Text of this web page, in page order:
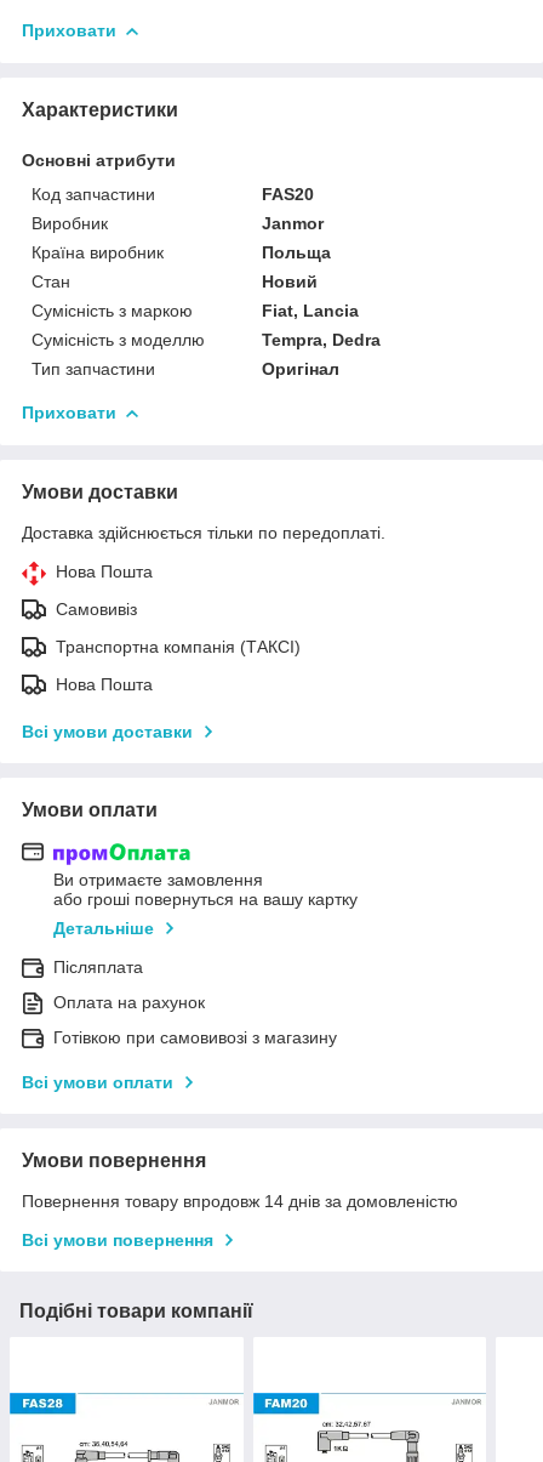
Приховати
Характеристики
Основні атрибути
Код запчастини
FAS20
Виробник
Janmor
Країна виробник
Польща
Стан
Новий
Сумісність з маркою
Fiat, Lancia
Сумісність з моделлю
Tempra, Dedra
Тип запчастини
Оригінал
Приховати
Умови доставки
Доставка здійснюється тільки по передоплаті.
Нова Пошта
Самовивіз
Транспортна компанія (ТАКСІ)
Нова Пошта
Всі умови доставки
Умови оплати
Ви отримаєте замовлення
або гроші повернуться на вашу картку
Детальніше
Післяплата
Оплата на рахунок
Готівкою при самовивозі з магазину
Всі умови оплати
Умови повернення
Повернення товару впродовж 14 днів за домовленістю
Всі умови повернення
Подібні товари компанії